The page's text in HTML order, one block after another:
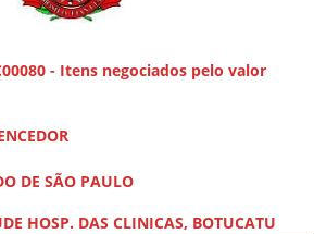
- Itens negociados pelo valor
DE SÃO PAULO
HOSP. DAS CLINICAS, BOTUCATU